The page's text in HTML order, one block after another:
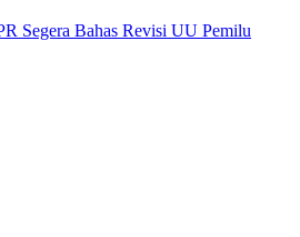
Segera Bahas Revisi UU Pemilu